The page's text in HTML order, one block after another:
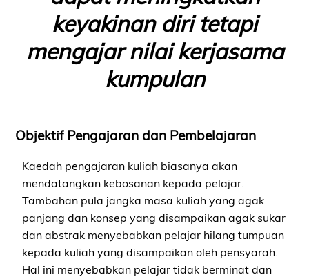
keyakinan diri tetapi
mengajar nilai kerjasama
kumpulan
Objektif Pengajaran dan Pembelajaran
Kaedah pengajaran kuliah biasanya akan
mendatangkan kebosanan kepada pelajar.
Tambahan pula jangka masa kuliah yang agak
panjang dan konsep yang disampaikan agak sukar
dan abstrak menyebabkan pelajar hilang tumpuan
kepada kuliah yang disampaikan oleh pensyarah.
Hal ini menyebabkan pelajar tidak berminat dan